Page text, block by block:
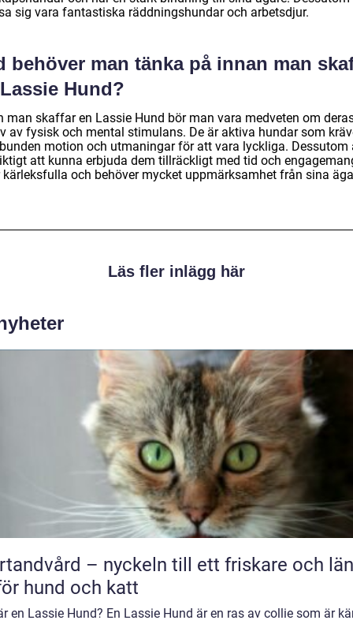
sig vara fantastiska räddningshundar och arbetsdjur.
behöver man tänka på innan man
Hund?
man skaffar en Lassie Hund bör man vara medveten om
av fysisk och mental stimulans. De är aktiva hundar som
motion och utmaningar för att vara lyckliga. Dessutom
att kunna erbjuda dem tillräckligt med tid och
kärleksfulla och behöver mycket uppmärksamhet från sina
Läs fler inlägg här
– nyckeln till ett friskare och
hund och katt
en Lassie Hund? En Lassie Hund är en ras av collie som är